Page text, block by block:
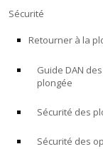
Alert Diver
Blog
Sécurité
Retourner à la
Guide DAN
plongée
Sécurité des
Sécurité des